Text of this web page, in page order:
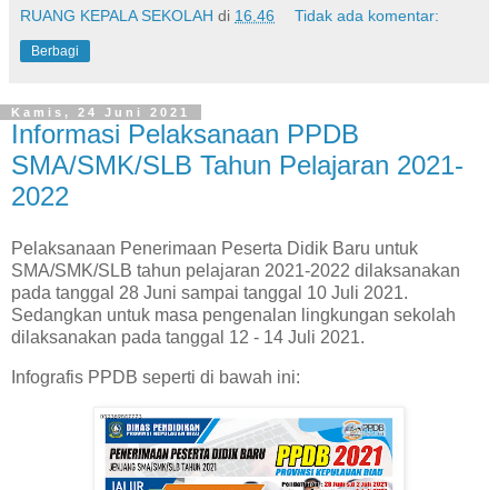
RUANG KEPALA SEKOLAH di 16.46 Tidak ada komentar:
Berbagi
Kamis, 24 Juni 2021
Informasi Pelaksanaan PPDB
SMA/SMK/SLB Tahun Pelajaran 2021-
2022
Pelaksanaan Penerimaan Peserta Didik Baru untuk
SMA/SMK/SLB tahun pelajaran 2021-2022 dilaksanakan
pada tanggal 28 Juni sampai tanggal 10 Juli 2021.
Sedangkan untuk masa pengenalan lingkungan sekolah
dilaksanakan pada tanggal 12 - 14 Juli 2021.
Infografis PPDB seperti di bawah ini: